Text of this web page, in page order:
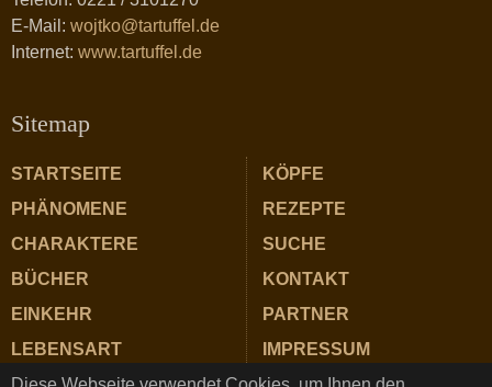
E-Mail: wojtko@tartuffel.de
Internet: www.tartuffel.de
Sitemap
STARTSEITE
PHÄNOMENE
CHARAKTERE
BÜCHER
EINKEHR
LEBENSART
KÖPFE
REZEPTE
SUCHE
KONTAKT
PARTNER
IMPRESSUM